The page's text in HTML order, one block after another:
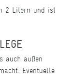
2 Litern und ist
auch außen
Eventuelle